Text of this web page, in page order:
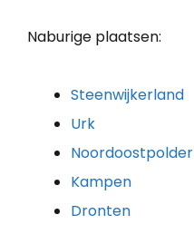
Naburige plaatsen:
Steenwijkerland
Urk
Noordoostpolder
Kampen
Dronten